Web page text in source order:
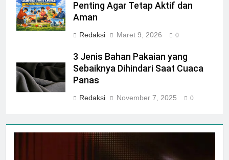
Penting Agar Tetap Aktif dan
Aman
Redaksi Maret 9, 2026 0
3 Jenis Bahan Pakaian yang
Sebaiknya Dihindari Saat Cuaca
Panas
Redaksi November 7, 2025 0